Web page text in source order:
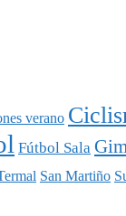
verano
Fútbol Sala
San Martiño